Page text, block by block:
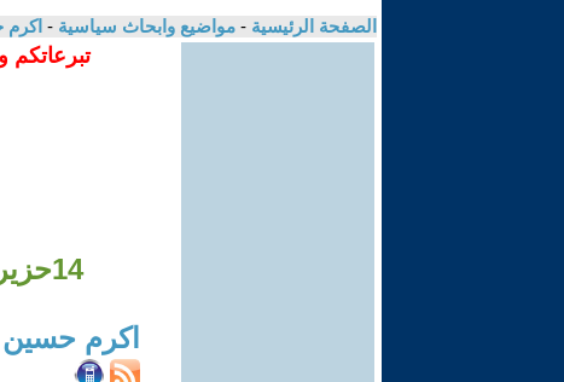
الصفحة الرئيسية - مواضيع وابحاث سياسية -
تبرعاتكم
14حزيران :حين يتحول التاريخ إلى مرآة للذات الحزبية ؟
اكرم حسين